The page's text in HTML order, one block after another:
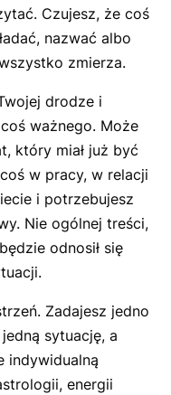
Czujesz, że coś
nazwać albo
zmierza.
drodze i
ważnego. Może
który miał już być
w pracy, w relacji
i potrzebujesz
Nie ogólnej treści,
odnosił się
Zadajesz jedno
sytuację, a
indywidualną
energii